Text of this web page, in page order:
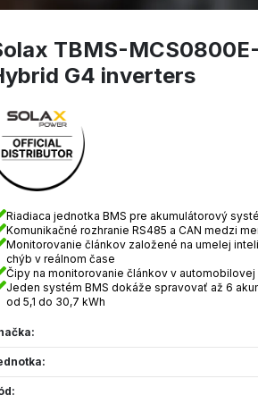
TBMS-
G4 inverters
Riadiaca jednotka BMS pre akumulátorový
Komunikačné rozhranie RS485 a CAN medzi
Monitorovanie článkov založené na umelej
chýb v reálnom čase
Čipy na monitorovanie článkov v
Jeden systém BMS dokáže spravovať až 6
od 5,1 do 30,7 kWh